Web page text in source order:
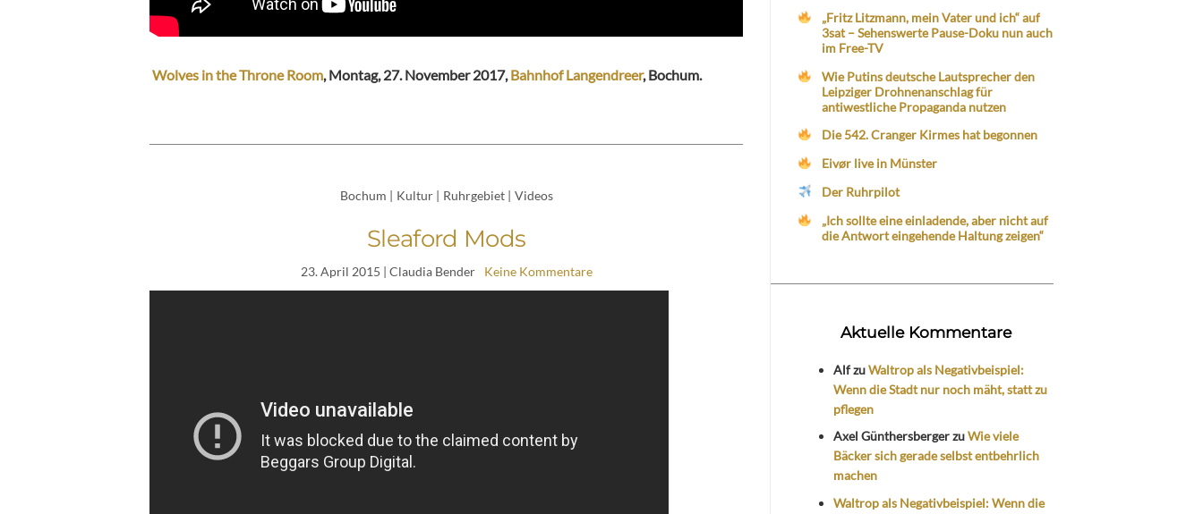
Wolves in the Throne Room, Montag, 27. November 2017,Bahnhof Langendreer, Bochum.
Bochum | Kultur | Ruhrgebiet | Videos
Sleaford Mods
23. April 2015 | Claudia Bender Keine Kommentare
„Fritz Litzmann, mein Vater und ich“ auf
3sat – Sehenswerte Pause-Doku nun auch
im Free-TV
Wie Putins deutsche Lautsprecher den
Leipziger Drohnenanschlag für
antiwestliche Propaganda nutzen
Die 542. Cranger Kirmes hat begonnen
Eivør live in Münster
Der Ruhrpilot
„Ich sollte eine einladende, aber nicht auf
die Antwort eingehende Haltung zeigen“
Aktuelle Kommentare
AlfzuWaltrop als Negativbeispiel:
Wenn die Stadt nur noch mäht, statt zu
pflegen
Axel GünthersbergerzuWie viele
Bäcker sich gerade selbst entbehrlich
machen
Waltrop als Negativbeispiel: Wenn die